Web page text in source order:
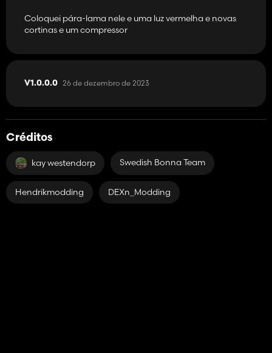
Coloquei pára-lama nele e uma luz vermelha e novas
cortinas e um compressor
V1.0.0.0 26 de dezembro de 2023
Créditos
kay westendorp Swedish Bonna Team
Hendrikmodding DEXn_Modding